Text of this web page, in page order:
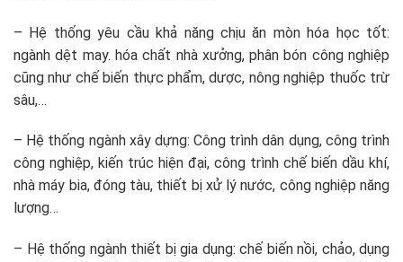
– Hệ thống yêu cầu khả năng chịu ăn mòn hóa học tốt:
ngành dệt may. hóa chất nhà xưởng, phân bón công nghiệp
cũng như chế biến thực phẩm, dược, nông nghiệp thuốc trừ
sâu,…
– Hệ thống ngành xây dựng: Công trình dân dụng, công trình
công nghiệp, kiến trúc hiện đại, công trình chế biến dầu khí,
nhà máy bia, đóng tàu, thiết bị xử lý nước, công nghiệp năng
lượng…
– Hệ thống ngành thiết bị gia dụng: chế biến nồi, chảo, dụng